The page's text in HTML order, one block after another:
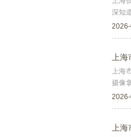
深知
上
上海
摄像
上